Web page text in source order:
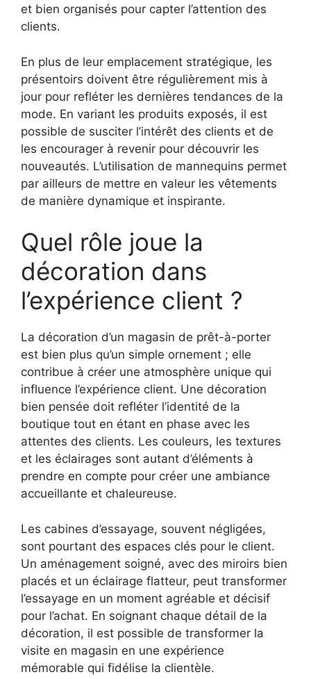
et bien organisés pour capter l’attention des
clients.
En plus de leur emplacement stratégique, les
présentoirs doivent être régulièrement mis à
jour pour refléter les dernières tendances de la
mode. En variant les produits exposés, il est
possible de susciter l’intérêt des clients et de
les encourager à revenir pour découvrir les
nouveautés. L’utilisation de mannequins permet
par ailleurs de mettre en valeur les vêtements
de manière dynamique et inspirante.
Quel rôle joue la
décoration dans
l’expérience client ?
La décoration d’un magasin de prêt-à-porter
est bien plus qu’un simple ornement ; elle
contribue à créer une atmosphère unique qui
influence l’expérience client. Une décoration
bien pensée doit refléter l’identité de la
boutique tout en étant en phase avec les
attentes des clients. Les couleurs, les textures
et les éclairages sont autant d’éléments à
prendre en compte pour créer une ambiance
accueillante et chaleureuse.
Les cabines d’essayage, souvent négligées,
sont pourtant des espaces clés pour le client.
Un aménagement soigné, avec des miroirs bien
placés et un éclairage flatteur, peut transformer
l’essayage en un moment agréable et décisif
pour l’achat. En soignant chaque détail de la
décoration, il est possible de transformer la
visite en magasin en une expérience
mémorable qui fidélise la clientèle.